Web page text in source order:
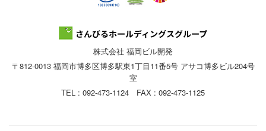
株式会社 福岡ビル開発
〒812-0013 福岡市博多区博多駅東1丁目11番5号 アサコ博多ビル204号
室
TEL : 092-473-1124 FAX : 092-473-1125